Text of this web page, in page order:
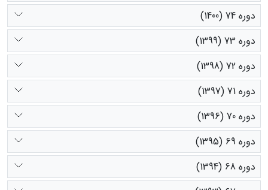
دوره 74 (1400)
دوره 73 (1399)
دوره 72 (1398)
دوره 71 (1397)
دوره 70 (1396)
دوره 69 (1395)
دوره 68 (1394)